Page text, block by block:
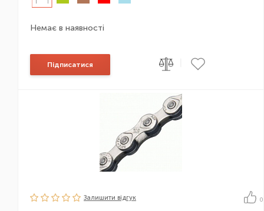
Немає в наявності
Підписатися
Залишити вiдгук 0